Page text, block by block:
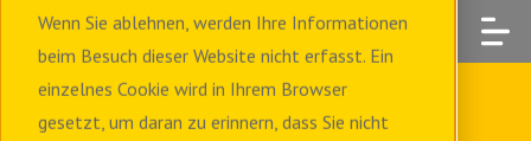
Wenn Sie ablehnen, werden Ihre Informationen
beim Besuch dieser Website nicht erfasst. Ein
einzelnes Cookie wird in Ihrem Browser
gesetzt, um daran zu erinnern, dass Sie nicht